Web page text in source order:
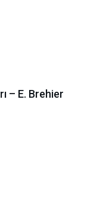
– E. Brehier